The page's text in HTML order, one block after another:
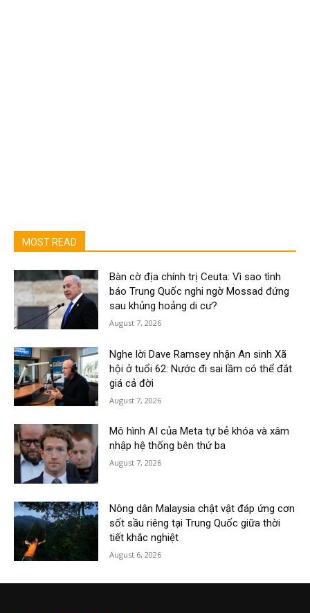
MOST READ
Bàn cờ địa chính trị Ceuta: Vì sao tình
báo Trung Quốc nghi ngờ Mossad đứng
sau khủng hoảng di cư?
August 7, 2026
Nghe lời Dave Ramsey nhận An sinh Xã
hội ở tuổi 62: Nước đi sai lầm có thể đắt
giá cả đời
August 7, 2026
Mô hình AI của Meta tự bẻ khóa và xâm
nhập hệ thống bên thứ ba
August 7, 2026
Nông dân Malaysia chật vật đáp ứng cơn
sốt sầu riêng tại Trung Quốc giữa thời
tiết khắc nghiệt
August 6, 2026